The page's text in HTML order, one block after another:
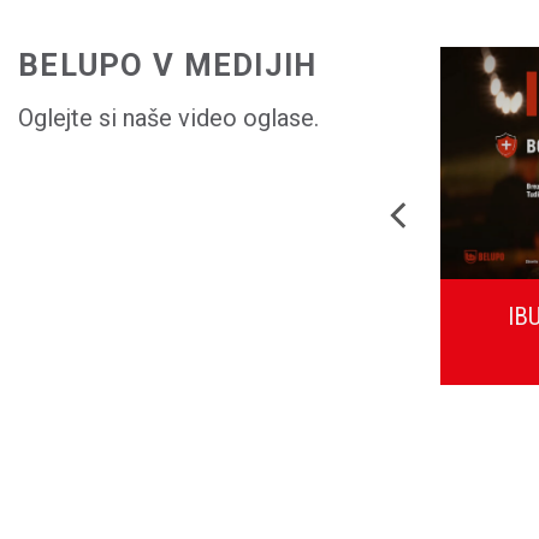
BELUPO V MEDIJIH
Oglejte si naše video oglase.